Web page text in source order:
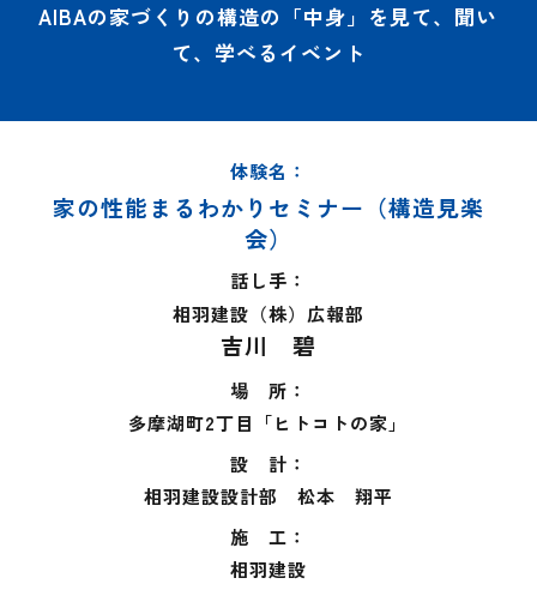
AIBAの家づくりの構造の「中身」を見て、聞い
て、学べるイベント
体験名：
家の性能まるわかりセミナー（構造見楽
会）
話し手：
相羽建設（株）広報部
吉川 碧
場 所：
多摩湖町2丁目「ヒトコトの家」
設 計：
相羽建設設計部 松本 翔平
施 工：
相羽建設